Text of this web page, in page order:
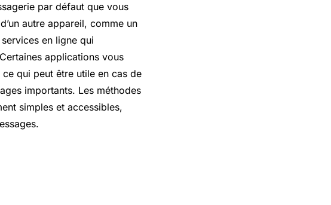
par défaut que vous
autre appareil, comme un
en ligne qui
applications vous
qui peut être utile en cas de
importants. Les méthodes
simples et accessibles,